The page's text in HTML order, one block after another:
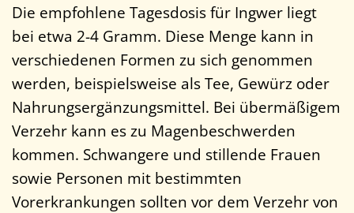
Die empfohlene Tagesdosis für Ingwer liegt
bei etwa 2-4 Gramm. Diese Menge kann in
verschiedenen Formen zu sich genommen
werden, beispielsweise als Tee, Gewürz oder
Nahrungsergänzungsmittel. Bei übermäßigem
Verzehr kann es zu Magenbeschwerden
kommen. Schwangere und stillende Frauen
sowie Personen mit bestimmten
Vorerkrankungen sollten vor dem Verzehr von